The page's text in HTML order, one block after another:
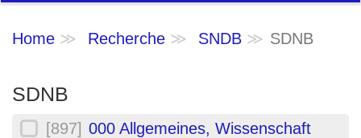
Home Recherche SNDB SDNB
SDNB
[897] 000 Allgemeines, Wissenschaft